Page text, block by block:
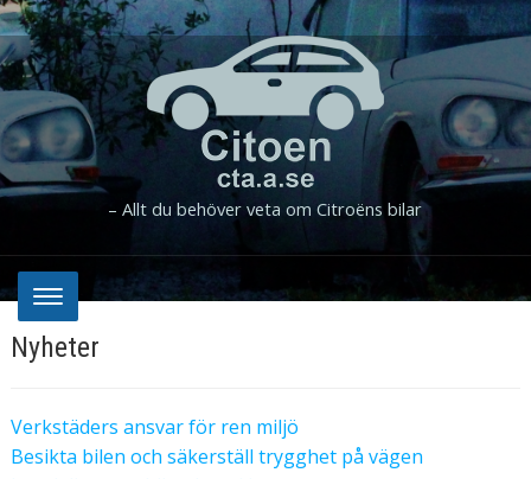
– Allt du behöver veta om Citroëns bilar
Nyheter
Verkstäders ansvar för ren miljö
Besikta bilen och säkerställ trygghet på vägen